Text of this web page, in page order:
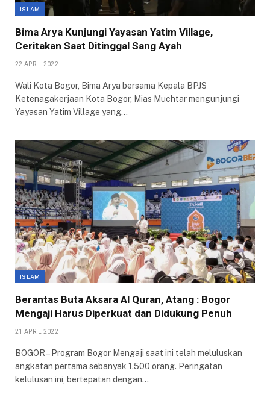
ISLAM
Bima Arya Kunjungi Yayasan Yatim Village,
Ceritakan Saat Ditinggal Sang Ayah
22 APRIL 2022
Wali Kota Bogor, Bima Arya bersama Kepala BPJS
Ketenagakerjaan Kota Bogor, Mias Muchtar mengunjungi
Yayasan Yatim Village yang…
ISLAM
Berantas Buta Aksara Al Quran, Atang : Bogor
Mengaji Harus Diperkuat dan Didukung Penuh
21 APRIL 2022
BOGOR – Program Bogor Mengaji saat ini telah meluluskan
angkatan pertama sebanyak 1.500 orang. Peringatan
kelulusan ini, bertepatan dengan…